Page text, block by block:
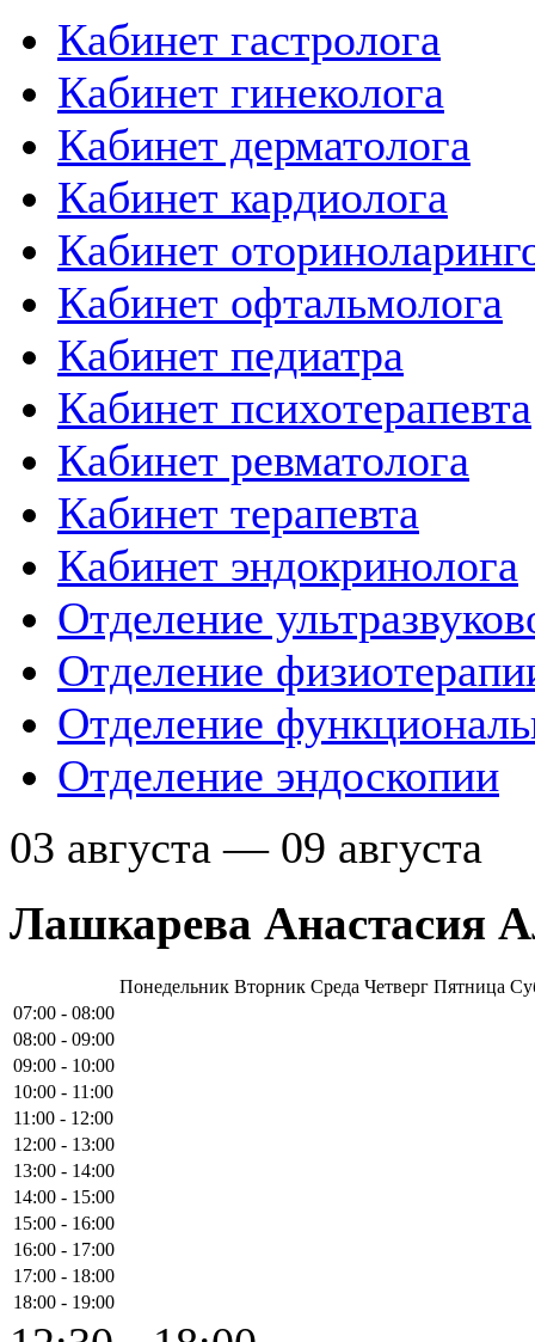
Кабинет гастролога
Кабинет гинеколога
Кабинет дерматолога
Кабинет кардиолога
Кабинет
Кабинет офтальмолога
Кабинет педиатра
Кабинет психотерапевта
Кабинет ревматолога
Кабинет терапевта
Кабинет эндокринолога
Отделение
Отделение
Отделение
Отделение эндоскопии
03 августа — 09 августа
Лашкарева Анастасия
Понедельник Вторник Среда Четверг Пятница
07:00 - 08:00
08:00 - 09:00
09:00 - 10:00
10:00 - 11:00
11:00 - 12:00
12:00 - 13:00
13:00 - 14:00
14:00 - 15:00
15:00 - 16:00
16:00 - 17:00
17:00 - 18:00
18:00 - 19:00